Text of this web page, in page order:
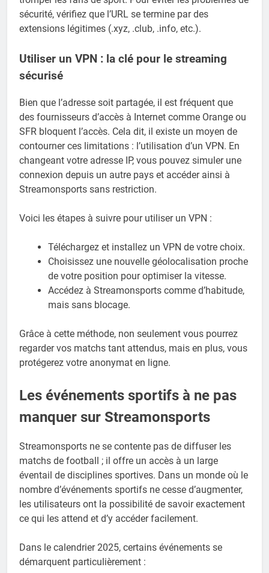
sécurité, vérifiez que l’URL se termine par des
extensions légitimes (.xyz, .club, .info, etc.).
Utiliser un VPN : la clé pour le streaming
sécurisé
Bien que l’adresse soit partagée, il est fréquent que
des fournisseurs d’accès à Internet comme Orange ou
SFR bloquent l’accès. Cela dit, il existe un moyen de
contourner ces limitations : l’utilisation d’un VPN. En
changeant votre adresse IP, vous pouvez simuler une
connexion depuis un autre pays et accéder ainsi à
Streamonsports sans restriction.
Voici les étapes à suivre pour utiliser un VPN :
Téléchargez et installez un VPN de votre choix.
Choisissez une nouvelle géolocalisation proche
de votre position pour optimiser la vitesse.
Accédez à Streamonsports comme d’habitude,
mais sans blocage.
Grâce à cette méthode, non seulement vous pourrez
regarder vos matchs tant attendus, mais en plus, vous
protégerez votre anonymat en ligne.
Les événements sportifs à ne pas
manquer sur Streamonsports
Streamonsports ne se contente pas de diffuser les
matchs de football ; il offre un accès à un large
éventail de disciplines sportives. Dans un monde où le
nombre d’événements sportifs ne cesse d’augmenter,
les utilisateurs ont la possibilité de savoir exactement
ce qui les attend et d’y accéder facilement.
Dans le calendrier 2025, certains événements se
démarquent particulièrement :